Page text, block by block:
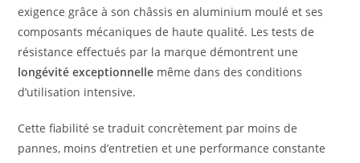
exigence grâce à son châssis en aluminium moulé et ses
composants mécaniques de haute qualité. Les tests de
résistance effectués par la marque démontrent une
longévité exceptionnelle même dans des conditions
d’utilisation intensive.
Cette fiabilité se traduit concrètement par moins de
pannes, moins d’entretien et une performance constante